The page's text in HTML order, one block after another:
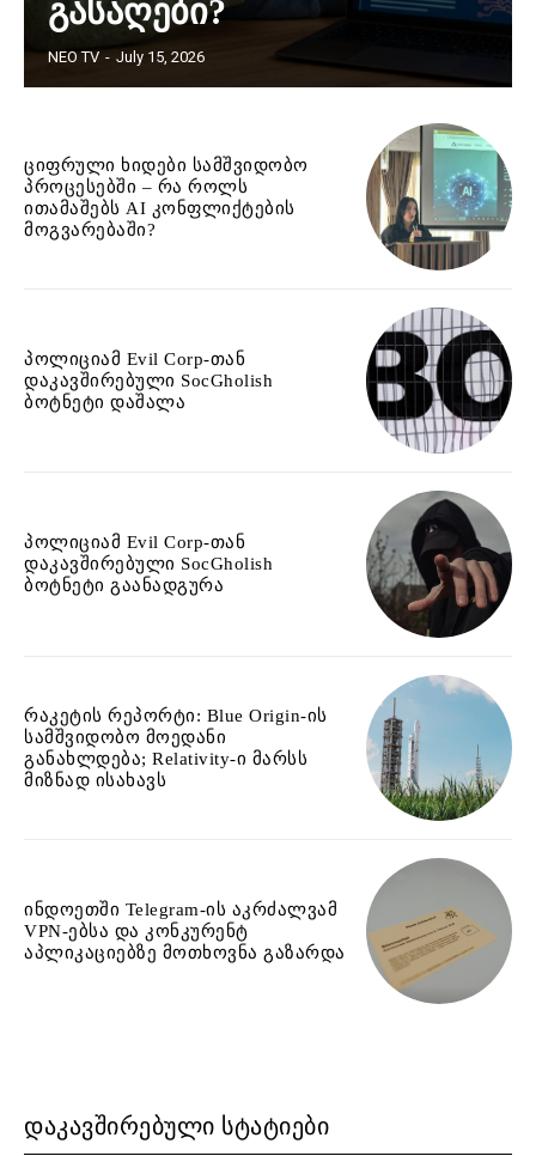
გასაღები?
NEO TV - July 15, 2026
ციფრული ხიდები სამშვიდობო
პროცესებში – რა როლს
ითამაშებს AI კონფლიქტების
მოგვარებაში?
პოლიციამ Evil Corp-თან
დაკავშირებული SocGholish
ბოტნეტი დაშალა
პოლიციამ Evil Corp-თან
დაკავშირებული SocGholish
ბოტნეტი გაანადგურა
რაკეტის რეპორტი: Blue Origin-ის
სამშვიდობო მოედანი
განახლდება; Relativity-ი მარსს
მიზნად ისახავს
ინდოეთში Telegram-ის აკრძალვამ
VPN-ებსა და კონკურენტ
აპლიკაციებზე მოთხოვნა გაზარდა
ᲓᲐᲙᲐᲕᲨᲘᲠᲔᲑᲣᲚᲘ ᲡᲢᲐᲢᲘᲔᲑᲘ